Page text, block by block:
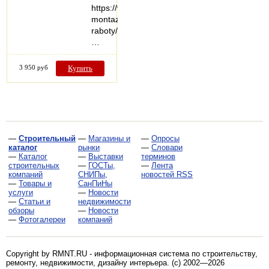
https://vezuteplo.ru/stroitelno-
montazhnye-
raboty/
3 950 руб Купить
— Строительный
каталог
— Каталог
строительных
компаний
— Товары и
услуги
— Статьи и
обзоры
— Фотогалереи
— Магазины и
рынки
— Выставки
— ГОСТы,
СНИПы,
СанПиНы
— Новости
недвижимости
— Новости
компаний
— Опросы
— Словари
терминов
— Лента
новостей RSS
Copyright by RMNT.RU - информационная система по строительству,
ремонту, недвижимости, дизайну интерьера. (c) 2002—2026